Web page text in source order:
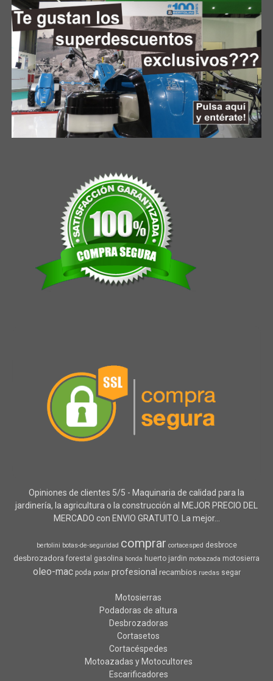
Opiniones de clientes 5/5 - Maquinaria de calidad para la
jardinería, la agricultura o la construcción al MEJOR PRECIO DEL
MERCADO con ENVIO GRATUITO. La mejor...
bertolini botas-de-seguridad comprar cortacesped desbroce
desbrozadora forestal gasolina honda huerto jardin motoazada motosierra
oleo-mac poda podar profesional recambios ruedas segar
Motosierras
Podadoras de altura
Desbrozadoras
Cortasetos
Cortacéspedes
Motoazadas y Motocultores
Escarificadores